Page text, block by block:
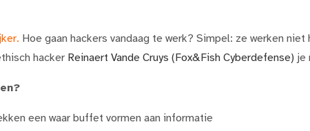
Hoe gaan hackers vandaag te werk? Simpel: ze werken
hacker Reinaert Vande Cruys (Fox&Fish Cyberdefense) je
een waar buffet vormen aan informatie